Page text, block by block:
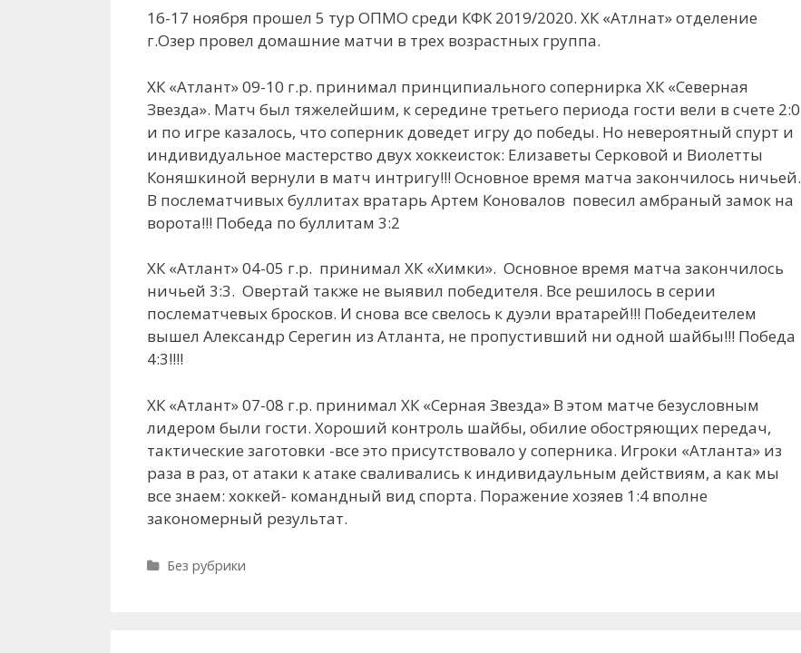
16-17 ноября прошел 5 тур ОПМО среди КФК 2019/2020. ХК «Атлнат» отделение
г.Озер провел домашние матчи в трех возрастных группа.
ХК «Атлант» 09-10 г.р. принимал принципиального сопернирка ХК «Северная
Звезда». Матч был тяжелейшим, к середине третьего периода гости вели в счете 2:0
и по игре казалось, что соперник доведет игру до победы. Но невероятный спурт и
индивидуальное мастерство двух хоккеисток: Елизаветы Серковой и Виолетты
Коняшкиной вернули в матч интригу!!! Основное время матча закончилось ничьей.
В послематчивых буллитах вратарь Артем Коновалов повесил амбраный замок на
ворота!!! Победа по буллитам 3:2
ХК «Атлант» 04-05 г.р. принимал ХК «Химки». Основное время матча закончилось
ничьей 3:3. Овертай также не выявил победителя. Все решилось в серии
послематчевых бросков. И снова все свелось к дуэли вратарей!!! Победеителем
вышел Александр Серегин из Атланта, не пропустивший ни одной шайбы!!! Победа
4:3!!!!
ХК «Атлант» 07-08 г.р. принимал ХК «Серная Звезда» В этом матче безусловным
лидером были гости. Хороший контроль шайбы, обилие обостряющих передач,
тактические заготовки -все это присутствовало у соперника. Игроки «Атланта» из
раза в раз, от атаки к атаке сваливались к индивидаульным действиям, а как мы
все знаем: хоккей- командный вид спорта. Поражение хозяев 1:4 вполне
закономерный результат.
Рубрики
Без рубрики